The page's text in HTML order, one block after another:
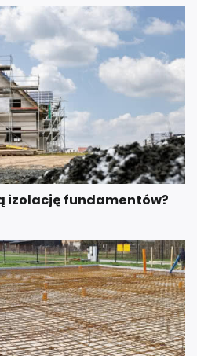
izolację fundamentów?